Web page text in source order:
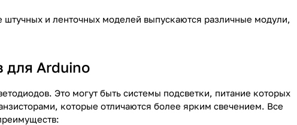
и ленточных моделей выпускаются различные модули,
для Arduino
Это могут быть системы подсветки, питание которых
которые отличаются более ярким свечением. Все